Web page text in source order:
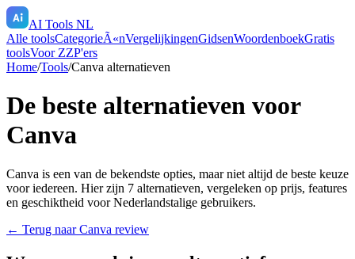
AI Tools NL
Alle toolsCategorieÃ«nVergelijkingenGidsenWoordenboekGratis
toolsVoor ZZP'ers
Home/Tools/Canva alternatieven
De beste alternatieven voor
Canva
Canva is een van de bekendste opties, maar niet altijd de beste keuze
voor iedereen. Hier zijn 7 alternatieven, vergeleken op prijs, features
en geschiktheid voor Nederlandstalige gebruikers.
← Terug naarCanva review